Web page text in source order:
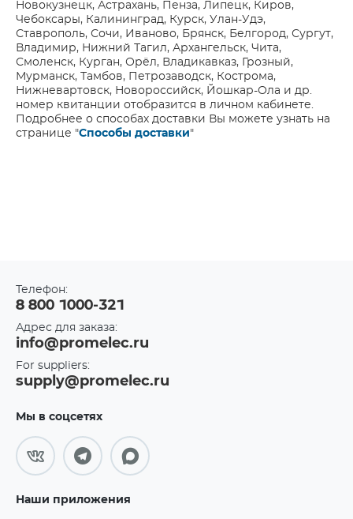
Новокузнецк, Астрахань, Пенза, Липецк, Киров,
Чебоксары, Калининград, Курск, Улан-Удэ,
Ставрополь, Сочи, Иваново, Брянск, Белгород, Сургут,
Владимир, Нижний Тагил, Архангельск, Чита,
Смоленск, Курган, Орёл, Владикавказ, Грозный,
Мурманск, Тамбов, Петрозаводск, Кострома,
Нижневартовск, Новороссийск, Йошкар-Ола и др.
номер квитанции отобразится в личном кабинете.
Подробнее о способах доставки Вы можете узнать на
странице "Способы доставки"
Телефон:
8 800 1000-321
Адрес для заказа:
info@promelec.ru
For suppliers:
supply@promelec.ru
Мы в соцсетях
Наши приложения